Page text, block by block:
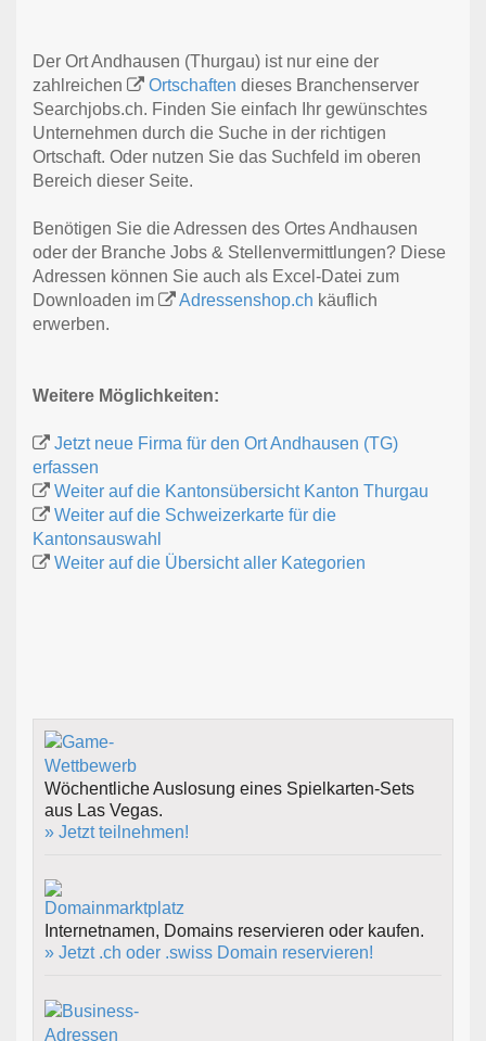
Der Ort Andhausen (Thurgau) ist nur eine der
zahlreichen
Ortschaften dieses Branchenserver
Searchjobs.ch. Finden Sie einfach Ihr gewünschtes
Unternehmen durch die Suche in der richtigen
Ortschaft. Oder nutzen Sie das Suchfeld im oberen
Bereich dieser Seite.
Benötigen Sie die Adressen des Ortes Andhausen
oder der Branche Jobs & Stellenvermittlungen? Diese
Adressen können Sie auch als Excel-Datei zum
Downloaden im
Adressenshop.ch käuflich
erwerben.
Weitere Möglichkeiten:
Jetzt neue Firma für den Ort Andhausen (TG)
erfassen
Weiter auf die Kantonsübersicht Kanton Thurgau
Weiter auf die Schweizerkarte für die
Kantonsauswahl
Weiter auf die Übersicht aller Kategorien
Wöchentliche Auslosung eines Spielkarten-Sets
aus Las Vegas.
» Jetzt teilnehmen!
Internetnamen, Domains reservieren oder kaufen.
» Jetzt .ch oder .swiss Domain reservieren!